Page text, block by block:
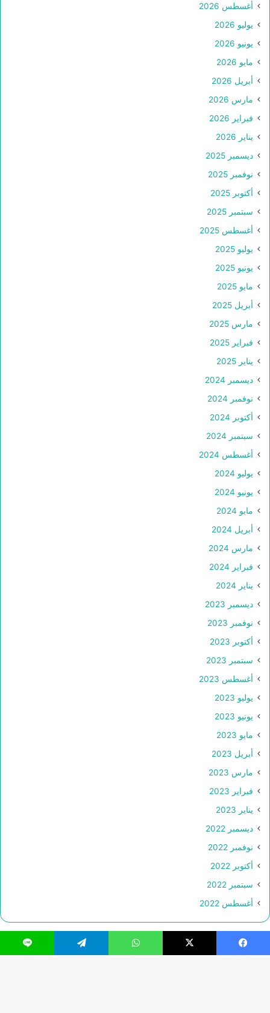
أغسطس 2026
يوليو 2026
يونيو 2026
مايو 2026
أبريل 2026
مارس 2026
فبراير 2026
يناير 2026
ديسمبر 2025
نوفمبر 2025
أكتوبر 2025
سبتمبر 2025
أغسطس 2025
يوليو 2025
يونيو 2025
مايو 2025
أبريل 2025
مارس 2025
فبراير 2025
يناير 2025
ديسمبر 2024
نوفمبر 2024
أكتوبر 2024
سبتمبر 2024
أغسطس 2024
يوليو 2024
يونيو 2024
مايو 2024
أبريل 2024
مارس 2024
فبراير 2024
يناير 2024
ديسمبر 2023
نوفمبر 2023
أكتوبر 2023
سبتمبر 2023
أغسطس 2023
يوليو 2023
يونيو 2023
مايو 2023
أبريل 2023
مارس 2023
فبراير 2023
يناير 2023
ديسمبر 2022
نوفمبر 2022
أكتوبر 2022
سبتمبر 2022
أغسطس 2022
فيسبوك ‫X واتساب تيلقرام لاين